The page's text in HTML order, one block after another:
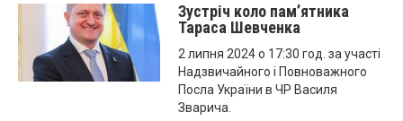
Зустріч коло пам’ятника
Тараса Шевченка
2 липня 2024 о 17:30 год. за участі
Надзвичайного і Повноважного
Посла України в ЧР Василя
Зварича.